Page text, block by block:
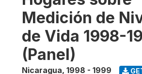
Medición de
de Vida 1998-
(Panel)
Nicaragua, 1998 - 1999